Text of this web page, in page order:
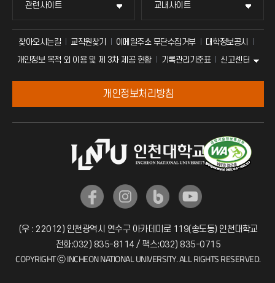
관련사이트 교내사이트
찾아오시는길 교직원찾기 이메일주소 무단수집거부
대학정보공시
개인정보 목적 외 이용 및 제 3차 제공 현황
기록관리기준표 신고센터
개인정보처리방침
(우 : 22012) 인천광역시 연수구 아카데미로 119(송도동) 인천대학교
전화:032) 835-8114 / 팩스:032) 835-0715
COPYRIGHT ⓒ INCHEON NATIONAL UNIVERSITY. ALL RIGHTS RESERVED.